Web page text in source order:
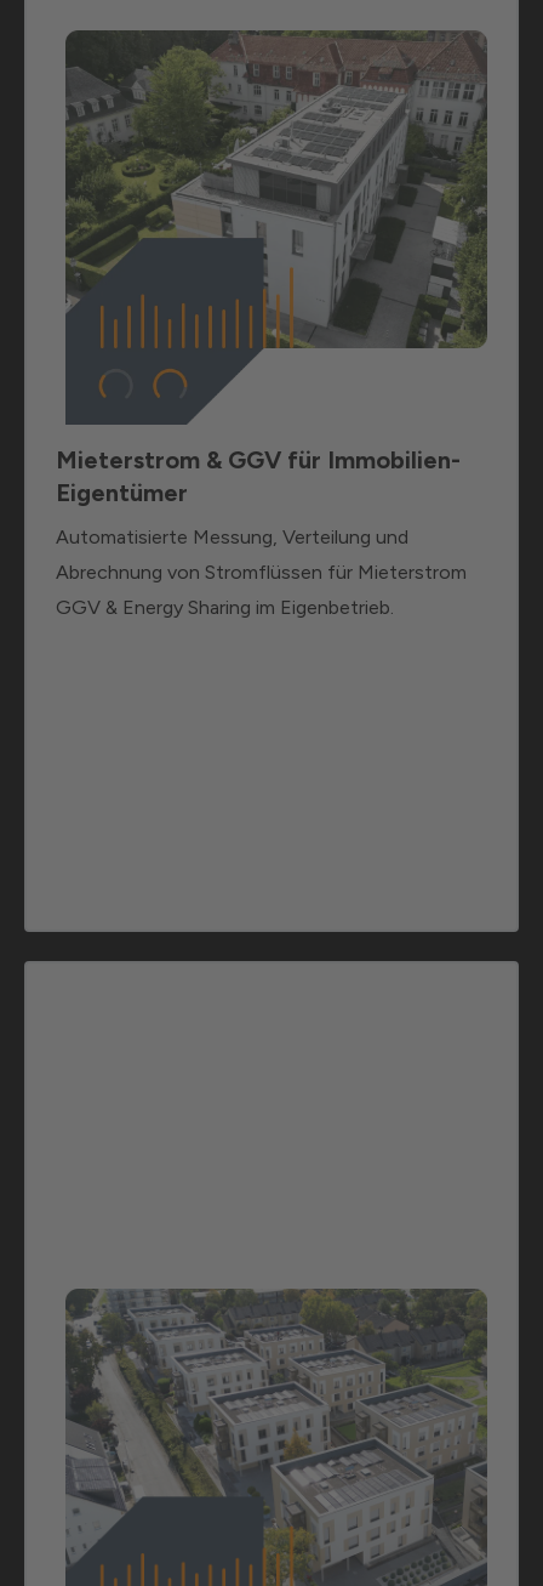
Mieterstrom & GGV für Immobilien-
Eigentümer
Automatisierte Messung, Verteilung und
Abrechnung von Stromflüssen für Mieterstrom
GGV & Energy Sharing im Eigenbetrieb.